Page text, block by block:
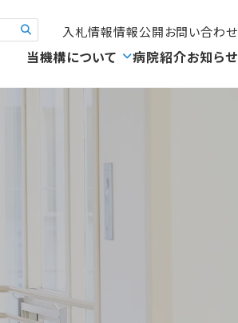
入札情報情報公開お問い合わせ
当機構について 病院紹介お知らせ